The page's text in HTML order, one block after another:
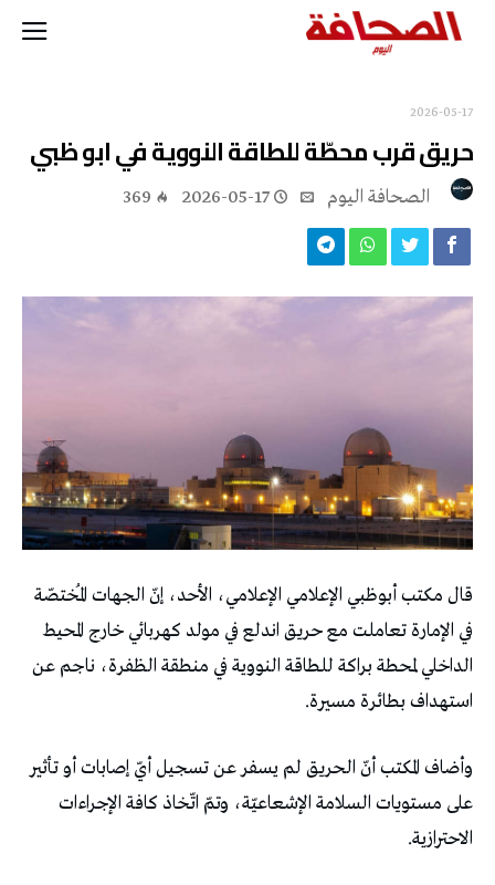
2026-05-17
حريق قرب محطّة للطاقة النووية في ابو ظبي
2026-05-17
369
قال مكتب ‌أبوظبي ‌الإعلامي الإعلامي، ‌الأحد، إنّ الجهات المُختصّة
في الإمارة تعاملت ⁠مع حريق اندلع في مولد كهربائي خارج المحيط ​
الداخلي لمحطة براكة للطاقة النووية في ⁠منطقة الظفرة، ناجم عن
استهداف بطائرة ⁠مسيرة.
وأضاف المكتب أنّ الحريق لم يسفر عن تسجيل أيّ إصابات أو تأثير
على مستويات السلامة الإشعاعيّة، وتمّ اتّخاذ ​كافة الإجراءات
الاحترازية.